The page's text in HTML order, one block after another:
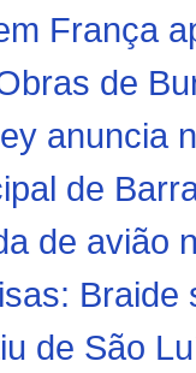
França
de
anuncia
de
de avião
de São